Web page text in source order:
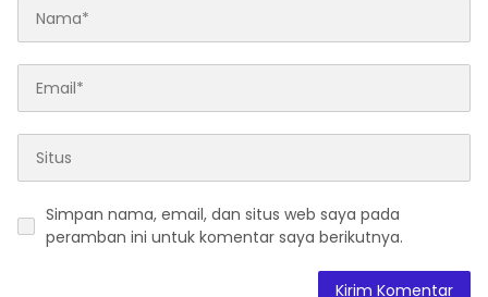
Simpan nama, email, dan situs web saya pada
peramban ini untuk komentar saya berikutnya.